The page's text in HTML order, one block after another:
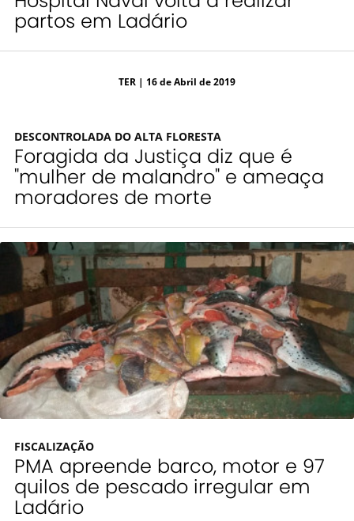
partos em Ladário
TER | 16 de Abril de 2019
DESCONTROLADA DO ALTA FLORESTA
Foragida da Justiça diz que é
"mulher de malandro" e ameaça
moradores de morte
FISCALIZAÇÃO
PMA apreende barco, motor e 97
quilos de pescado irregular em
Ladário